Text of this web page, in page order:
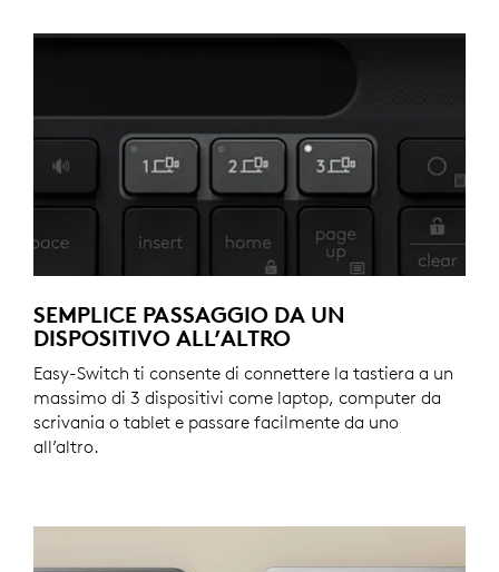
SEMPLICE PASSAGGIO DA UN
DISPOSITIVO ALL’ALTRO
Easy-Switch ti consente di connettere la tastiera a un
massimo di 3 dispositivi come laptop, computer da
scrivania o tablet e passare facilmente da uno
all’altro.